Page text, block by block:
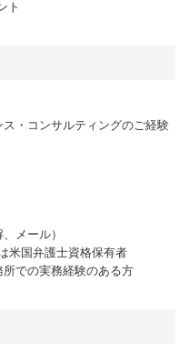
ト
・コンサルティングのご経験
メール）
米国弁護士資格保有者
での実務経験のある方